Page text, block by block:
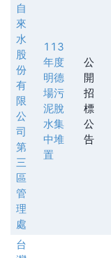
自
來
水
股
份
有
限
公
司
第
三
區
管
理
處
113
年度
明德
場污
泥脫
水集
中堆
置
公
開
招
標
公
告
台